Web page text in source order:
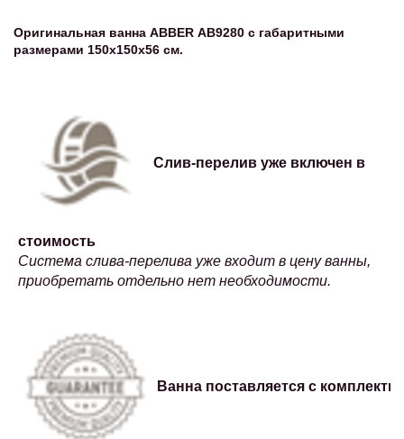
Оригинальная ванна ABBER АВ9280 с габаритными
размерами 150х150х56 см.
Слив-перелив уже включен в
стоимость
Система слива-перелива уже входит в цену ванны,
приобретать отдельно нет необходимости.
Ванна поставляется с